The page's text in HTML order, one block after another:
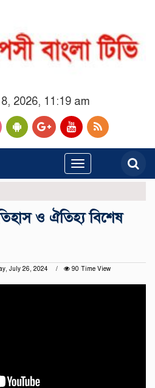
2026, 11:19 am
Toggle
navigation
ও ঐতিহ্য বিশেষ
July 26, 2024
90 Time View